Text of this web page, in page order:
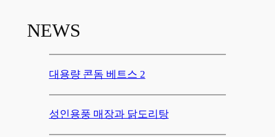
NEWS
대용량 콘돔 베트스 2
성인용풍 매장과 닭도리탕